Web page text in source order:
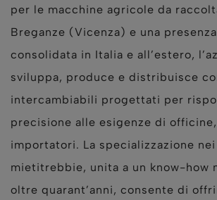
per le macchine agricole da
Breganze (Vicenza) e una
consolidata in Italia e all’estero,
sviluppa, produce e distribuisce
intercambiabili progettati per
precisione alle esigenze di
importatori. La specializzazione
mietitrebbie, unita a un know-how
oltre quarant’anni, consente di